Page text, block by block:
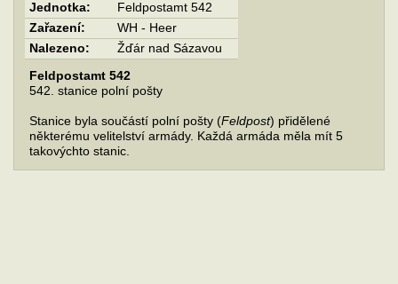
Jednotka:
Feldpostamt 542
Zařazení:
WH - Heer
Nalezeno:
Žďár nad Sázavou
Feldpostamt 542
542. stanice polní pošty
Stanice byla součástí polní pošty (Feldpost) přidělené
některému velitelství armády. Každá armáda měla mít 5
takovýchto stanic.